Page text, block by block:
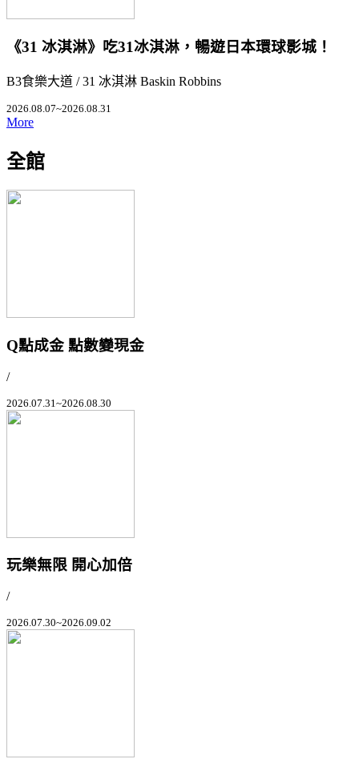
《31 冰淇淋》吃31冰淇淋，暢遊日本環球影城！
B3食樂大道 / 31 冰淇淋 Baskin Robbins
2026.08.07~2026.08.31
More
全館
Q點成金 點數變現金
/
2026.07.31~2026.08.30
玩樂無限 開心加倍
/
2026.07.30~2026.09.02